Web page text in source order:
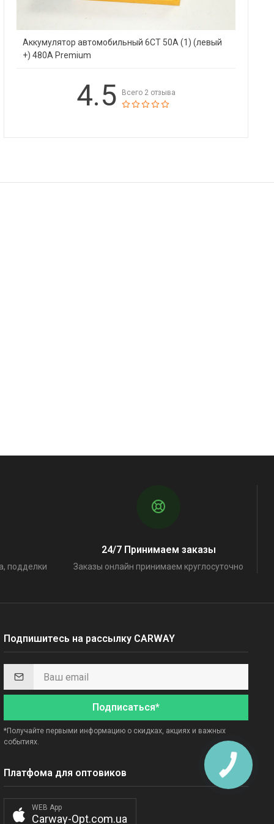
Аккумулятор автомобильный 6СТ 50А (1) (левый
+) 480А Premium
4.5 Всего 2 отзыва
подделки
24/7 Принимаем заказы
Заказы онлайн принимаем круглосуточно
Подпишитесь на рассылку CARWAY
Подписаться*
*Получайте первыми информацию о скидках, акциях и важных
событиях.
Платфома для оптовиков
WEB App
Carway-Opt.com.ua